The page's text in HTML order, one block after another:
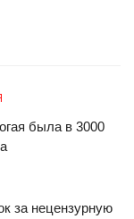
была в 3000
за нецензурную